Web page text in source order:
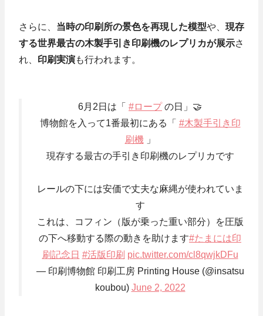
さらに、 当時の印刷所の景色を再現した模型や、 現存
する世界最古の木製手引き印刷機のレプリカが展示さ
れ、 印刷実演も行われます。
6月2日は「 #ロープの日」🤝
博物館を入って1番最初にある「 #木製手引き印
刷機 」
現存する最古の手引き印刷機のレプリカです
レールの下には安価で丈夫な麻縄が使われていま
す
これは、コフィン（版が乗った重い部分）を圧版
の下へ移動する際の動きを助けます#たまには印
刷記念日 #活版印刷 pic.twitter.com/cl8qwjkDFu
— 印刷博物館 印刷工房 Printing House (@insatsu
koubou) June 2, 2022